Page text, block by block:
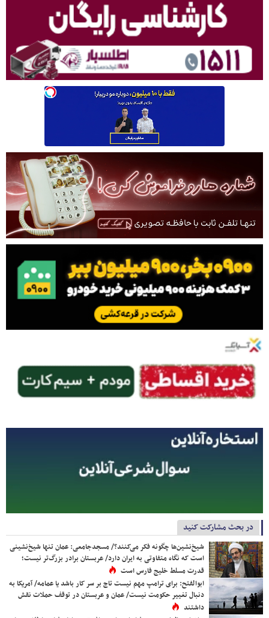
در بحث مشارکت کنید
شیخ‌نشین‌ها چگونه فکر می‌کنند؟/ مسجدجامعی: عمان تنها شیخ‌نشینی
است که نگاه متفاوتی به ایران دارد/ عربستان برادر بزرگ‌تر نیست؛
قدرت مسلط خلیج فارس است
ابوالفتح: برای ترامپ مهم نیست تاج بر سر کار باشد یا عمامه/ آمریکا به
دنبال تغییر حکومت نیست/ عمان و عربستان در توقف حملات نقش
داشتند